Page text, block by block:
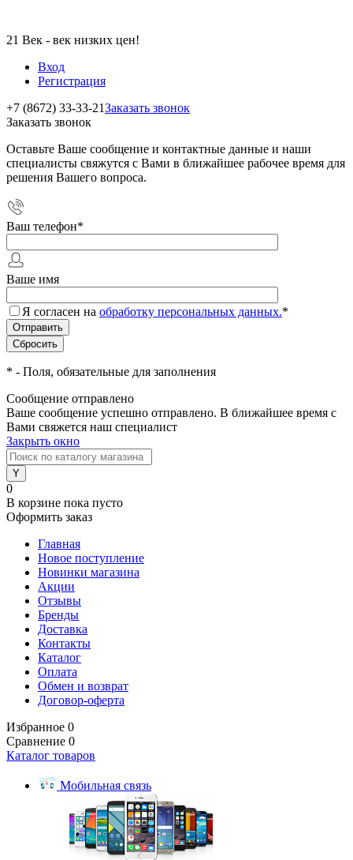
21 Век - век низких цен!
Вход
Регистрация
+7 (8672) 33-33-21Заказать звонок
Заказать звонок
Оставьте Ваше сообщение и контактные данные и наши
специалисты свяжутся с Вами в ближайшее рабочее время для
решения Вашего вопроса.
Ваш телефон*
Ваше имя
Я согласен на обработку персональных данных.*
* - Поля, обязательные для заполнения
Сообщение отправлено
Ваше сообщение успешно отправлено. В ближайшее время с
Вами свяжется наш специалист
Закрыть окно
0
В корзине пока пусто
Оформить заказ
Главная
Новое поступление
Новинки магазина
Акции
Отзывы
Бренды
Доставка
Контакты
Каталог
Оплата
Обмен и возврат
Договор-оферта
Избранное 0
Сравнение 0
Каталог товаров
Мобильная связь